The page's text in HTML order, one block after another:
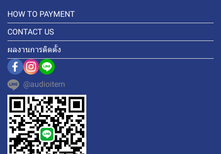
HOW TO PAYMENT
CONTACT US
ผลงานการติดตั้ง
@audioitem